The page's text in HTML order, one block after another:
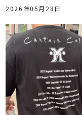
2026年05月28日